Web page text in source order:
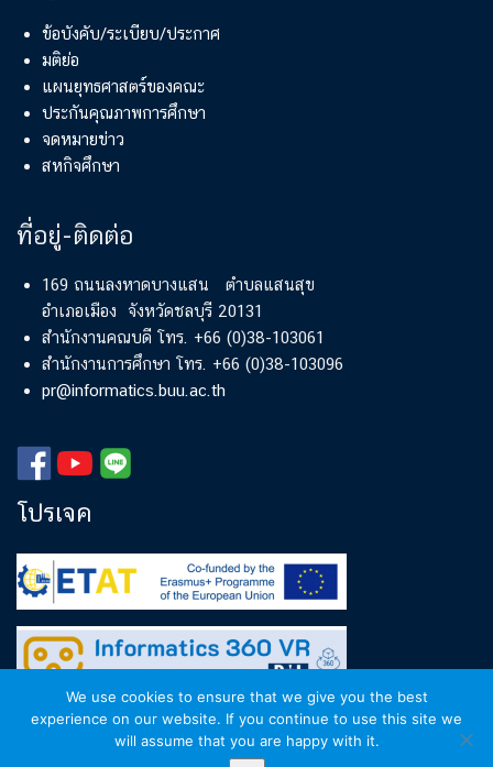
ข้อบังคับ/ระเบียบ/ประกาศ
มติย่อ
แผนยุทธศาสตร์ของคณะ
ประกันคุณภาพการศึกษา
จดหมายข่าว
สหกิจศึกษา
ที่อยู่-ติดต่อ
169 ถนนลงหาดบางแสน ตำบลแสนสุข
อำเภอเมือง จังหวัดชลบุรี 20131
สำนักงานคณบดี โทร. +66 (0)38-103061
สำนักงานการศึกษา โทร. +66 (0)38-103096
pr@informatics.buu.ac.th
โปรเจค
Faculty of Informatics, Burapha
We use cookies to ensure that we give you the best
experience on our website. If you continue to use this site we
will assume that you are happy with it.